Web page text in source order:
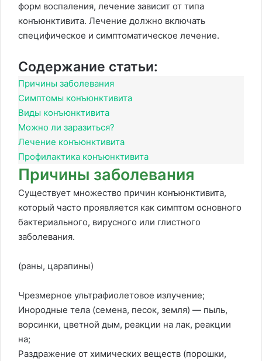
форм воспаления, лечение зависит от типа
конъюнктивита. Лечение должно включать
специфическое и симптоматическое лечение.
Содержание статьи:
Причины заболевания
Симптомы конъюнктивита
Виды конъюнктивита
Можно ли заразиться?
Лечение конъюнктивита
Профилактика конъюнктивита
Причины заболевания
Существует множество причин конъюнктивита,
который часто проявляется как симптом основного
бактериального, вирусного или глистного
заболевания.
(раны, царапины)
Чрезмерное ультрафиолетовое излучение;
Инородные тела (семена, песок, земля) — пыль,
ворсинки, цветной дым, реакции на лак, реакции
на;
Раздражение от химических веществ (порошки,